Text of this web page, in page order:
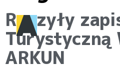
Ruszyły
Turystyczną
ARKUN